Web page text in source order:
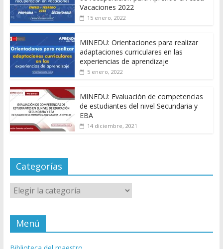
Vacaciones 2022
15 enero, 2022
MINEDU: Orientaciones para realizar
adaptaciones curriculares en las
experiencias de aprendizaje
5 enero, 2022
MINEDU: Evaluación de competencias
de estudiantes del nivel Secundaria y
EBA
14 diciembre, 2021
Categorías
Categorías
Menú